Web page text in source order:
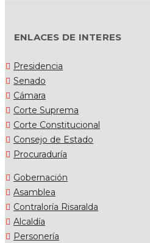
ENLACES DE INTERES
Presidencia
Senado
Cámara
Corte Suprema
Corte Constitucional
Consejo de Estado
Procuraduría
Gobernación
Asamblea
Contraloría Risaralda
Alcaldía
Personería